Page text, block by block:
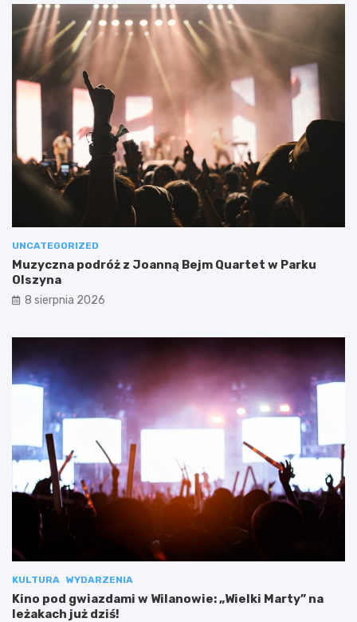
UNCATEGORIZED
Muzyczna podróż z Joanną Bejm Quartet w Parku
Olszyna
8 sierpnia 2026
KULTURA WYDARZENIA
Kino pod gwiazdami w Wilanowie: „Wielki Marty” na
leżakach już dziś!